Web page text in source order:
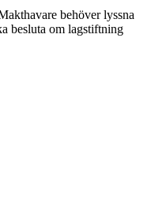
behöver lyssna
besluta om lagstiftning